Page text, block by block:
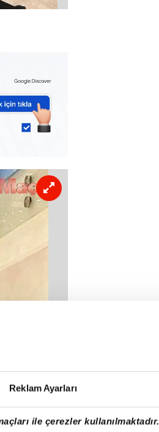
Reklam Ayarları
ile çerezler kullanılmaktadır.